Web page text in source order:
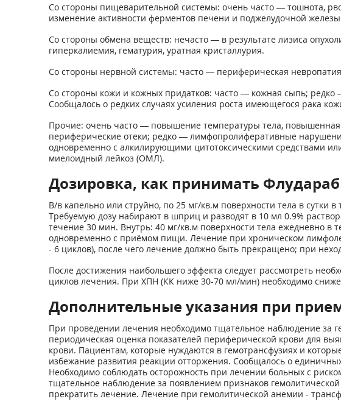
Со стороны пищеварительной системы: очень часто — тошнота,
изменение активности ферментов печени и поджелудочной
Со стороны обмена веществ: нечасто — в результате лизиса
гиперкалиемия, гематурия, уратная кристаллурия.
Со стороны нервной системы: часто — периферическая
Со стороны кожи и кожных придатков: часто — кожная сыпь;
Сообщалось о редких случаях усиления роста имеющегося рака
Прочие: очень часто — повышение температуры тела,
периферические отеки; редко — лимфопролиферативные
одновременно с алкилирующими цитотоксическими средствами
миелоидный лейкоз (ОМЛ).
Дозировка, как принимать
В/в капельно или струйно, по 25 мг/кв.м поверхности тела в
Требуемую дозу набирают в шприц и разводят в 10 мл 0.9%
течение 30 мин. Внутрь: 40 мг/кв.м поверхности тела ежедневно
одновременно с приёмом пищи. Лечение при хроническом
- 6 циклов), после чего лечение должно быть прекращено; при
После достижения наибольшего эффекта следует рассмотреть
циклов лечения. При ХПН (КК ниже 30-70 мл/мин) необходимо
Дополнительные указания при
При проведении лечения необходимо тщательное наблюдение за
периодическая оценка показателей периферической крови для
крови. Пациентам, которые нуждаются в гемотрансфузиях и
избежание развития реакции отторжения. Сообщалось о
Необходимо соблюдать осторожность при лечении больных с
тщательное наблюдение за появлением признаков
прекратить лечение. Лечение при гемолитической анемии -